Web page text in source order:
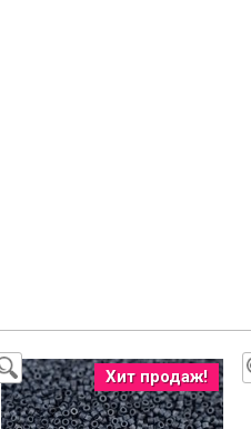
Хит продаж!